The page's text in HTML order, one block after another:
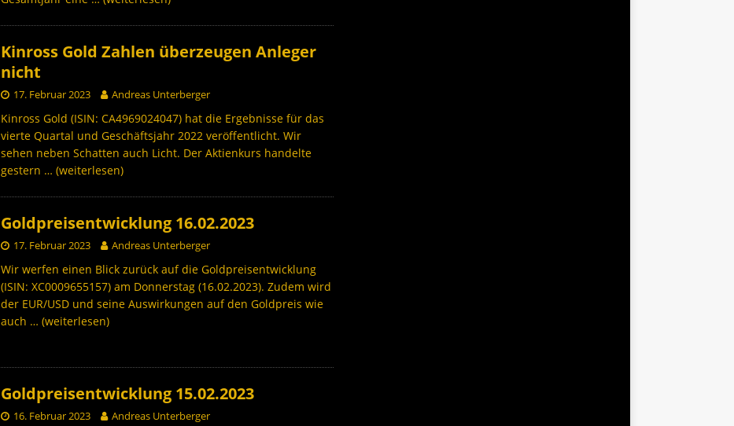
Kinross Gold Zahlen überzeugen Anleger
nicht
17. Februar 2023 Andreas Unterberger
Kinross Gold (ISIN: CA4969024047) hat die Ergebnisse für das
vierte Quartal und Geschäftsjahr 2022 veröffentlicht. Wir
sehen neben Schatten auch Licht. Der Aktienkurs handelte
gestern … (weiterlesen)
Goldpreisentwicklung 16.02.2023
17. Februar 2023 Andreas Unterberger
Wir werfen einen Blick zurück auf die Goldpreisentwicklung
(ISIN: XC0009655157) am Donnerstag (16.02.2023). Zudem wird
der EUR/USD und seine Auswirkungen auf den Goldpreis wie
auch … (weiterlesen)
Goldpreisentwicklung 15.02.2023
16. Februar 2023 Andreas Unterberger